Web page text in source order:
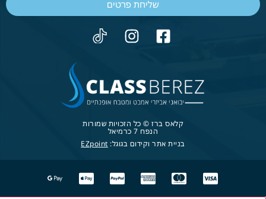
שליחת פרטים
קלאס ברז © כל הזכויות שמורות
הנפח 7 כרמיאל
בניית אתר וקידום בגוגל: EZpoint